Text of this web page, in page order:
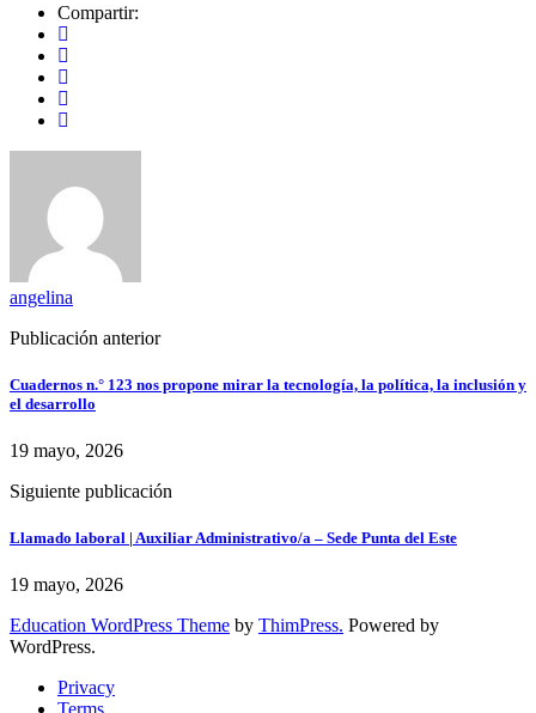
Compartir:
angelina
Publicación anterior
Cuadernos n.° 123 nos propone mirar la tecnología, la política, la inclusión y
el desarrollo
19 mayo, 2026
Siguiente publicación
Llamado laboral | Auxiliar Administrativo/a – Sede Punta del Este
19 mayo, 2026
Education WordPress Theme by ThimPress. Powered by
WordPress.
Privacy